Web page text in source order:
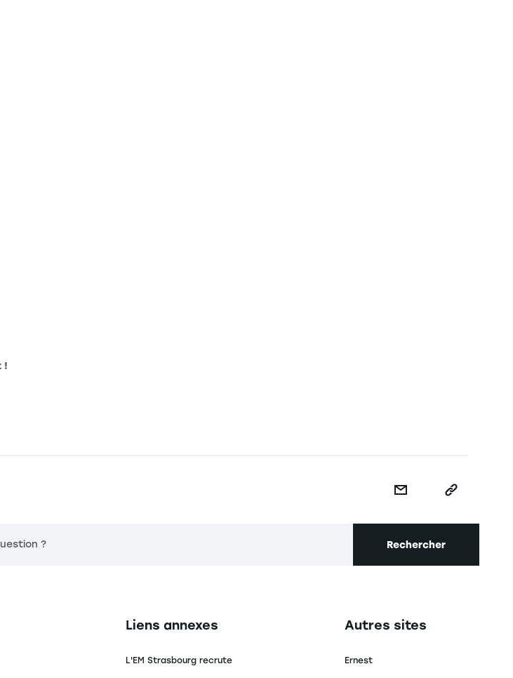
!
? Rechercher
footer Navigation secondaire footer
Liens annexes
L'EM Strasbourg recrute
Navigation tertiaire footer
Autres sites
Ernest